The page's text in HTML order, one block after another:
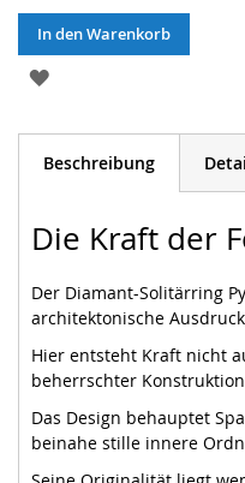
In den Warenkorb
ZUR
HINZUFÜGEN
Beschreibung
Die Kraft der
Der Diamant-Solitärring
architektonische
Hier entsteht Kraft nicht
beherrschter
Das Design behauptet
beinahe stille innere